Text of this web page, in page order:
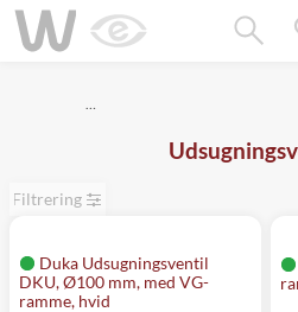
…
Filtrering
Duka Udsugningsventil
DKU, Ø100 mm, med VG-
ramme, hvid
Mangler chatten?
Ret samtykke!